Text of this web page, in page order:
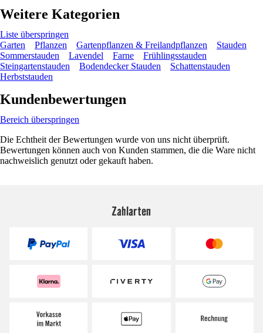
Weitere Kategorien
Liste überspringen
Garten
Pflanzen Gartenpflanzen & Freilandpflanzen
Stauden
Sommerstauden
Lavendel Farne
Frühlingsstauden
Steingartenstauden
Bodendecker Stauden
Schattenstauden
Herbststauden
Kundenbewertungen
Bereich überspringen
Die Echtheit der Bewertungen wurde von uns nicht überprüft.
Bewertungen können auch von Kunden stammen, die die Ware nicht
nachweislich genutzt oder gekauft haben.
Zahlarten